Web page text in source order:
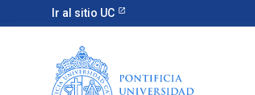
Ir al sitio UC